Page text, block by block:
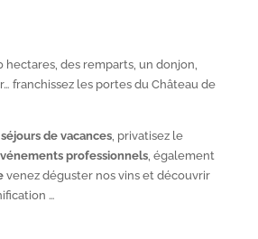
hectares, des remparts, un donjon,
franchissez les portes du Château de
de vacances, privatisez le
professionnels, également
venez déguster nos vins et découvrir
…